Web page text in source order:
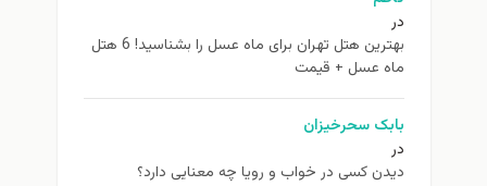
در
بهترین هتل تهران برای ماه عسل را بشناسید! 6 هتل
ماه عسل + قیمت
بابک سحرخیزان
در
دیدن کسی در خواب و رویا چه معنایی دارد؟